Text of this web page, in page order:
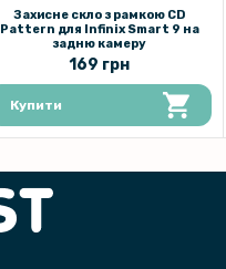
Захисне скло з рамкою CD
Pattern для Infinix Smart 9​​ на
задню камеру
169 грн
Купити